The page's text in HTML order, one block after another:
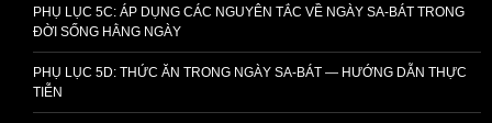
PHỤ LỤC 5C: ÁP DỤNG CÁC NGUYÊN TẮC VỀ NGÀY SA-BÁT TRONG
ĐỜI SỐNG HẰNG NGÀY
PHỤ LỤC 5D: THỨC ĂN TRONG NGÀY SA-BÁT — HƯỚNG DẪN THỰC
TIỄN